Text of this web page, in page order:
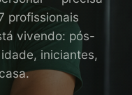
profissionais
vivendo: pós-
iniciantes,